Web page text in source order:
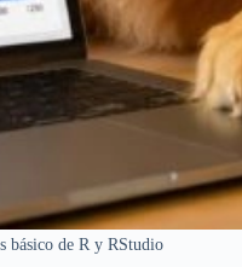
básico de R y RStudio